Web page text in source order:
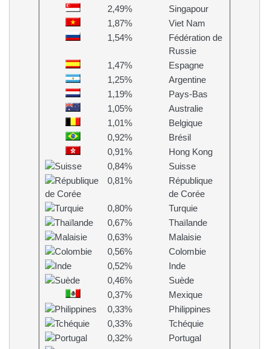
2,49%
Singapour
1,87%
Viet Nam
1,54%
Fédération de
Russie
1,47%
Espagne
1,25%
Argentine
1,19%
Pays-Bas
1,05%
Australie
1,01%
Belgique
0,92%
Brésil
0,91%
Hong Kong
0,84%
Suisse
0,81%
République
de Corée
0,80%
Turquie
0,67%
Thaïlande
0,63%
Malaisie
0,56%
Colombie
0,52%
Inde
0,46%
Suède
0,37%
Mexique
0,33%
Philippines
0,33%
Tchéquie
0,32%
Portugal